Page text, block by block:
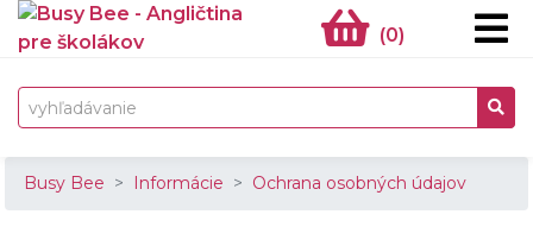
(0)
Busy Bee Informácie Ochrana osobných údajov